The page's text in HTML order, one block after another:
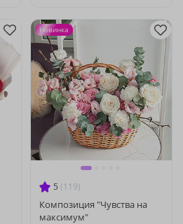
5 (119)
Композиция "Чувства на
максимум"
Новинка